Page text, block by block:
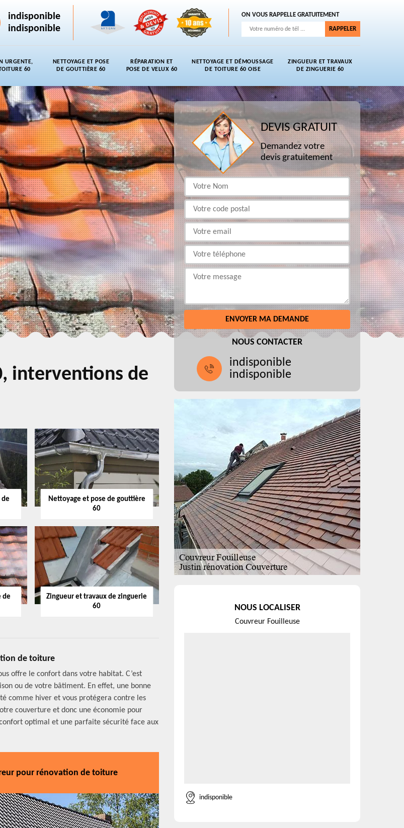
indisponible
indisponible
ON VOUS RAPPELLE GRATUITEMENT
URGENTE,
60
NETTOYAGE ET POSE
DE GOUTTIÈRE 60
RÉPARATION ET
POSE DE VELUX 60
NETTOYAGE ET DÉMOUSSAGE
DE TOITURE 60 OISE
ZINGUEUR ET TRAVAUX
DE ZINGUERIE 60
interventions de
Nettoyage et pose de gouttière
60
de
Zingueur et travaux de zinguerie
60
de toiture
offre le confort dans votre habitat. C’est
ou de votre bâtiment. En effet, une bonne
comme hiver et vous protégera contre les
couverture et donc une économie pour
optimal et une parfaite sécurité face aux
pour rénovation de toiture
DEVIS GRATUIT
Demandez votre
devis gratuitement
NOUS CONTACTER
indisponible
indisponible
NOUS LOCALISER
Couvreur Fouilleuse
indisponible